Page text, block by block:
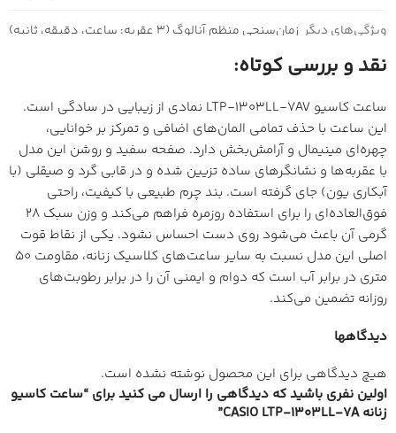
ویژگی‌های دیگر زمان‌سنجی منظم آنالوگ (3 عقربه: ساعت، دقیقه، ثانیه)
نقد و بررسی کوتاه:
ساعت کاسیو LTP-1303LL-7AV نمادی از زیبایی در سادگی است.
این ساعت با حذف تمامی المان‌های اضافی و تمرکز بر خوانایی،
چهره‌ای مینیمال و آرامش‌بخش دارد. صفحه سفید و روشن این مدل
با عقربه‌ها و نشانگرهای ساده تزیین شده و در قابی گرد و صیقلی (با
آبکاری یون) جای گرفته است. بند چرم طبیعی با کیفیت، راحتی
فوق‌العاده‌ای را برای استفاده روزمره فراهم می‌کند و وزن سبک ۲۸
گرمی آن باعث می‌شود روی دست احساس نشود. یکی از نقاط قوت
اصلی این مدل نسبت به سایر ساعت‌های کلاسیک زنانه، مقاومت ۵۰
متری در برابر آب است که دوام و ایمنی آن را در برابر رطوبت‌های
روزانه تضمین می‌کند.
دیدگاهها
هیچ دیدگاهی برای این محصول نوشته نشده است.
اولین نفری باشید که دیدگاهی را ارسال می کنید برای “ساعت کاسیو
زنانه CASIO LTP-1303LL-7A”